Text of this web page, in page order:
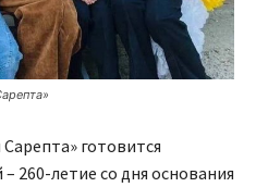
готовится
260-летие со дня основания